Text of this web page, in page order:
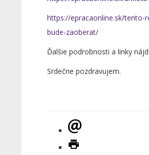
https://epracaonline.sk/tento-
bude-zaoberat/
Ďalšie podrobnosti a linky
Srdečne